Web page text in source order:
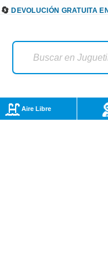
DEVOLUCIÓN GRATUITA
Aire Libre